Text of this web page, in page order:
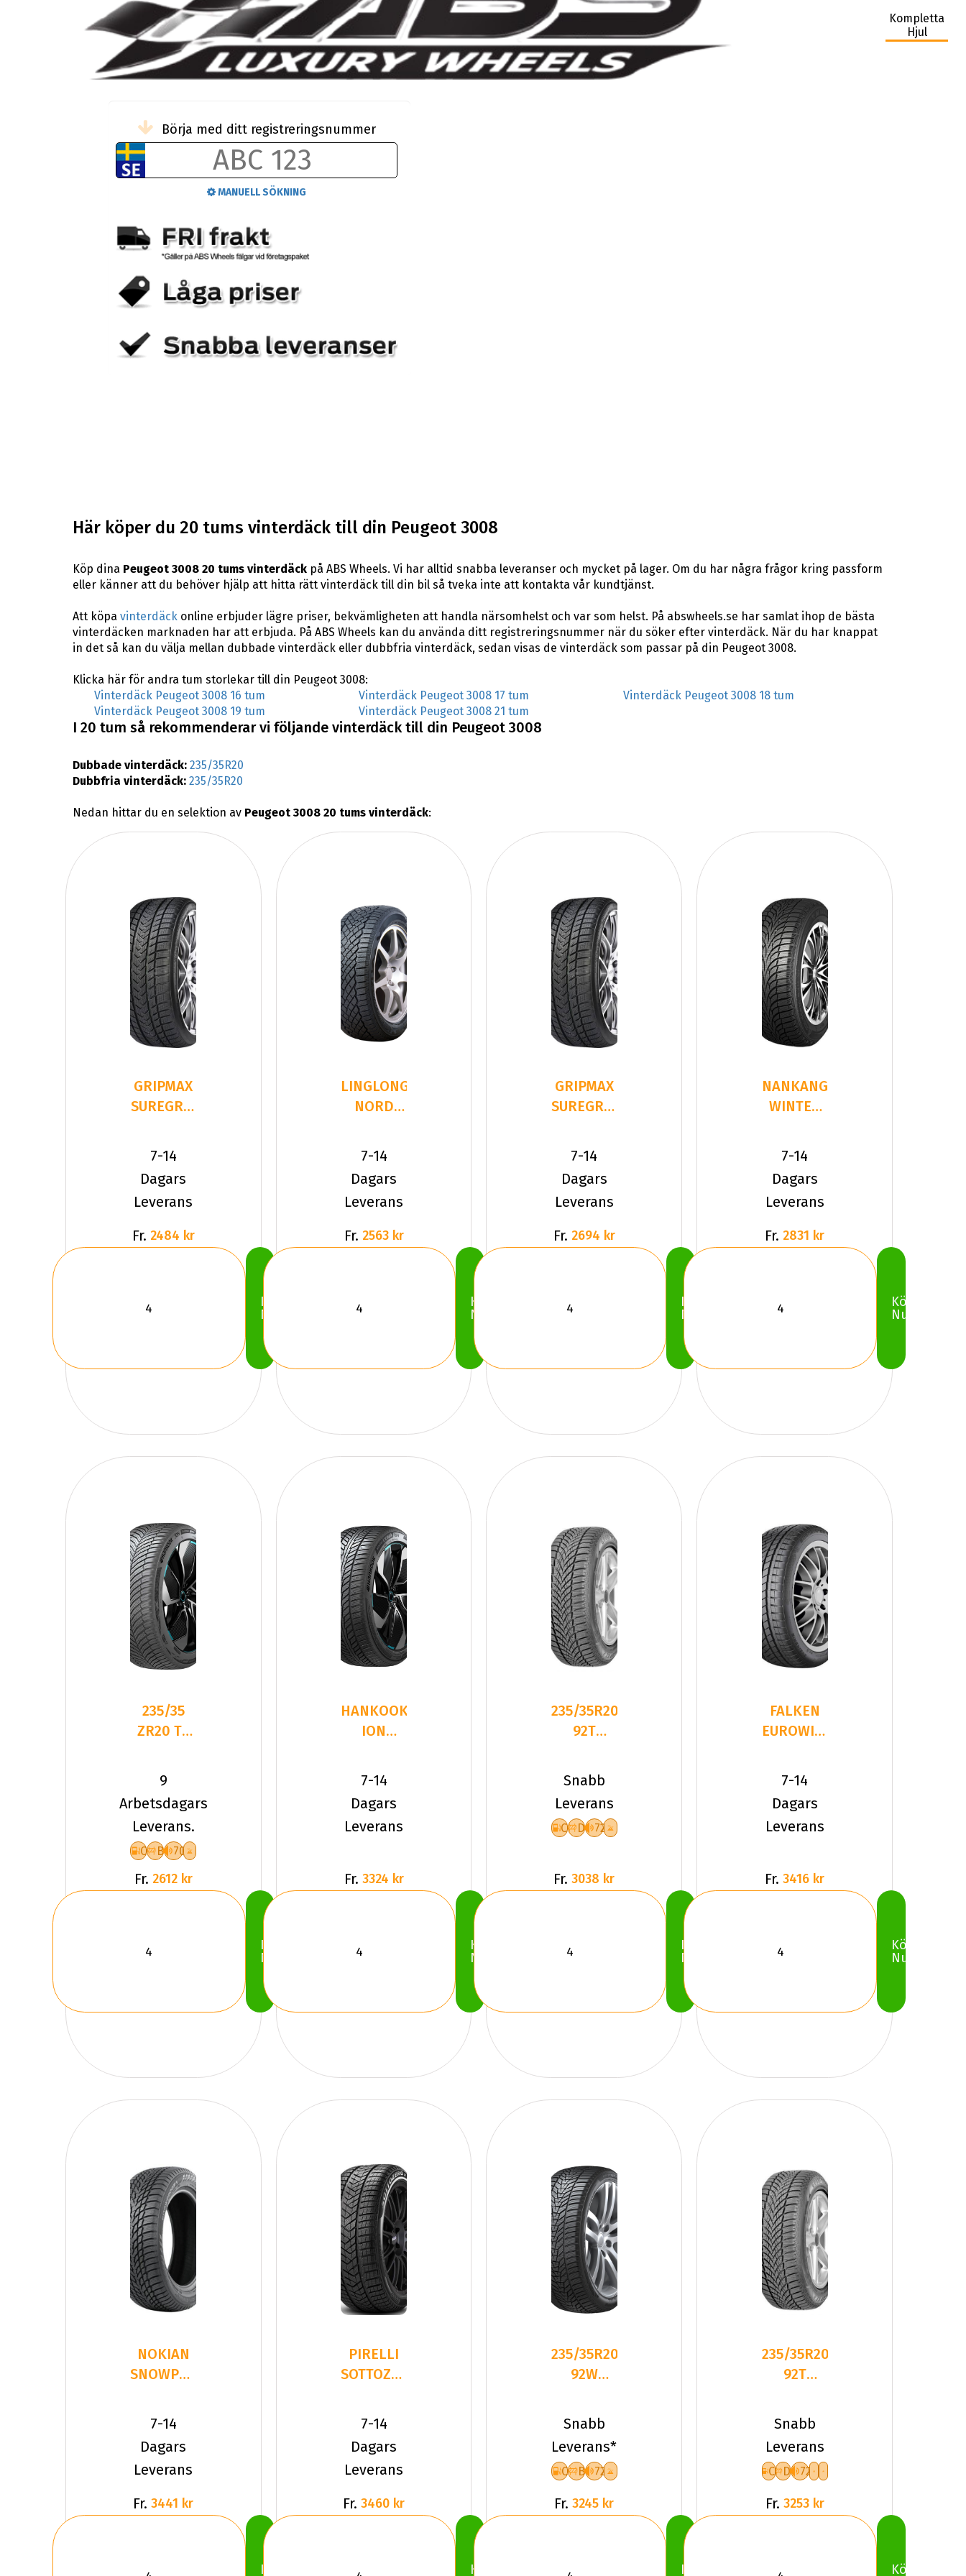
Kompletta
Hjul
Börja med ditt registreringsnummer
MANUELL SÖKNING
Här köper du 20 tums vinterdäck till din Peugeot 3008
Köp dina Peugeot 3008 20 tums vinterdäckpå ABS Wheels. Vi har alltid snabba leveranser och mycket på lager. Om du har några frågor kring passform
eller känner att du behöver hjälp att hitta rätt vinterdäck till din bil så tveka inte att kontakta vår kundtjänst.
Att köpa vinterdäckonline erbjuder lägre priser, bekvämligheten att handla närsomhelst och var som helst. På abswheels.se har samlat ihop de bästa
vinterdäcken marknaden har att erbjuda. På ABS Wheels kan du använda ditt registreringsnummer när du söker efter vinterdäck. När du har knappat
in det så kan du välja mellan dubbade vinterdäck eller dubbfria vinterdäck, sedan visas de vinterdäck som passar på din Peugeot 3008.
Klicka här för andra tum storlekar till din Peugeot 3008:
Vinterdäck Peugeot 3008 16 tum
Vinterdäck Peugeot 3008 17 tum
Vinterdäck Peugeot 3008 18 tum
Vinterdäck Peugeot 3008 19 tum
Vinterdäck Peugeot 3008 21 tum
I 20 tum så rekommenderar vi följande vinterdäck till din Peugeot 3008
Dubbade vinterdäck: 235/35R20
Dubbfria vinterdäck: 235/35R20
Nedan hittar du en selektion av Peugeot 3008 20 tums vinterdäck:
GRIPMAX
SUREGRIP
WINTER
235/35R20
9
7-14
Dagars
Leverans
Fr. 2484 kr
Köp
Nu
LINGLONG
NORD
235/35R20
92 T XL
7-14
Dagars
Leverans
Fr. 2563 kr
Köp
Nu
GRIPMAX
SUREGRIP
WINTER
235/35R20
9
7-14
Dagars
Leverans
Fr. 2694 kr
Köp
Nu
NANKANG
WINTER
SV-3
235/35R20
92
7-14
Dagars
Leverans
Fr. 2831 kr
Köp
Nu
235/35
ZR20 TL
IL01 ION
FLEX SA
EV XL
9
Arbetsdagars
Leverans.
C B 70
Fr. 2612 kr
Köp
Nu
HANKOOK
ION
(IW01)
235/35R20
92 V XL
7-14
Dagars
Leverans
Fr. 3324 kr
Köp
Nu
235/35R20
92T
ULTRAGRIP
ICE 2+
Snabb
Leverans
C D 72
Fr. 3038 kr
Köp
Nu
FALKEN
EUROWINTER
235/35R20
92 W XL
7-14
Dagars
Leverans
Fr. 3416 kr
Köp
Nu
NOKIAN
SNOWPROOF
235/35R20
92 W XL
7-14
Dagars
Leverans
Fr. 3441 kr
Köp
PIRELLI
SOTTOZERO
235/35R20
92 W XL
7-14
Dagars
Leverans
Fr. 3460 kr
Köp
235/35R20
92W
WiNter
I*cept
Evo
Snabb
Leverans*
C B 72
Fr. 3245 kr
Köp
235/35R20
92T
ULTRAGRIP
ICE 2+
Snabb
Leverans
C D 72
Fr. 3253 kr
Köp